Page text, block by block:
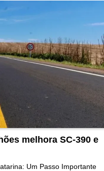
melhora SC-390 e
Um Passo Importante